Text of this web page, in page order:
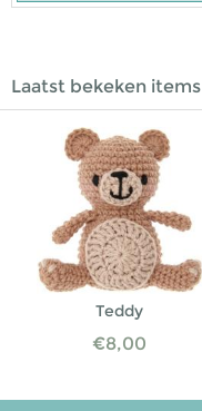
Laatst bekeken items
Teddy
€8,00